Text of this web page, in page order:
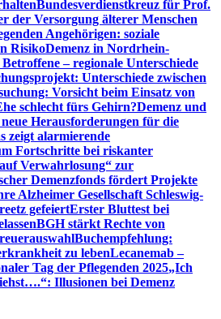
Bundesverdienstkreuz für Prof.
der Versorgung älterer Menschen
Angehörigen: soziale
RisikoDemenz in Nordrhein-
– regionale Unterschiede
Unterschiede zwischen
Vorsicht beim Einsatz von
schlecht fürs Gehirn?Demenz und
Herausforderungen für die
zeigt alarmierende
Fortschritte bei riskanter
Verwahrlosung“ zur
Demenzfonds fördert Projekte
Alzheimer Gesellschaft Schleswig-
gefeiertErster Bluttest bei
BGH stärkt Rechte von
Buchempfehlung:
zu lebenLecanemab –
Tag der Pflegenden 2025„Ich
Illusionen bei Demenz